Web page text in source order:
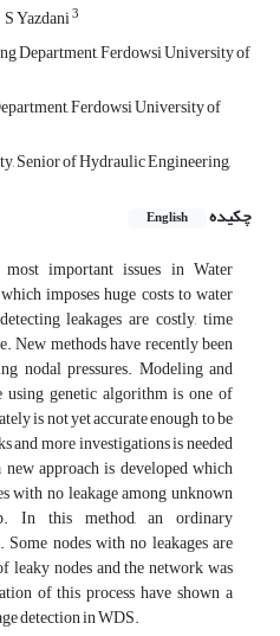
S Yazdani3
Department, Ferdowsi University of
Ferdowsi University of
Senior of Hydraulic Engineering,
چکیده
English
important issues in Water
imposes huge costs to water
leakages are costly, time
New methods have recently been
nodal pressures. Modeling and
using genetic algorithm is one of
is not yet accurate enough to be
and more investigations is needed
approach is developed which
with no leakage among unknown
In this method, an ordinary
nodes with no leakages are
leaky nodes and the network was
of this process have shown a
detection in WDS.